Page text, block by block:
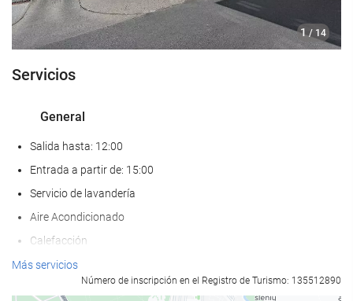
1 / 14
Servicios
General
Salida hasta: 12:00
Entrada a partir de: 15:00
Servicio de lavandería
Aire Acondicionado
Calefacción
Ascensor
Adaptado para personas con movilidad reducida
Más servicios
Número de inscripción en el Registro de Turismo: 135512890